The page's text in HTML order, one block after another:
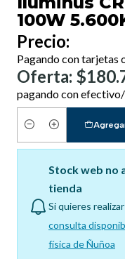
100W
Precio:
Pagando con tarjetas
Oferta:
pagando con
Cantidad
Stock web no
tienda
Si quieres
consulta
física de Ñuñoa